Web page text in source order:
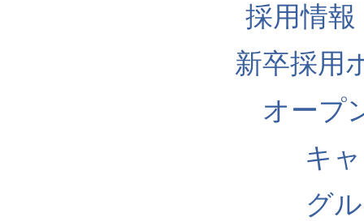
採用情
新卒採用
オープ
キ
グ